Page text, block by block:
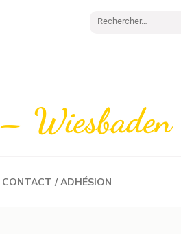
Wiesbaden
CONTACT / ADHÉSION